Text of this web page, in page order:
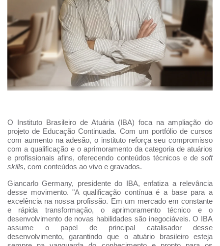
O Instituto Brasileiro de Atuária (IBA) foca na ampliação do
projeto de Educação Continuada. Com um portfólio de cursos
com aumento na adesão, o instituto reforça seu compromisso
com a qualificação e o aprimoramento da categoria de atuários
e profissionais afins, oferecendo conteúdos técnicos e de soft
skills, com conteúdos ao vivo e gravados.
Giancarlo Germany, presidente do IBA, enfatiza a relevância
desse movimento. "A qualificação contínua é a base para a
excelência na nossa profissão. Em um mercado em constante
e rápida transformação, o aprimoramento técnico e o
desenvolvimento de novas habilidades são inegociáveis. O IBA
assume o papel de principal catalisador desse
desenvolvimento, garantindo que o atuário brasileiro esteja